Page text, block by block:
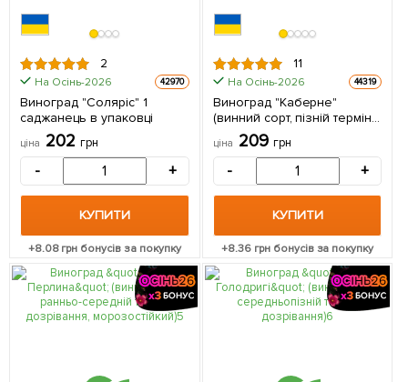
2
На Осінь-2026 42970
Виноград "Соляріс" 1
саджанець в упаковці
ціна 202 грн
- +
КУПИТИ
+8.08грн бонусів за покупку
11
На Осінь-2026 44319
Виноград "Каберне"
(винний сорт, пізній термін
дозрівання, один з
найпопулярніших темних
упаковці
ціна 209 грн
- +
КУПИТИ
+8.36грн бонусів за покупку